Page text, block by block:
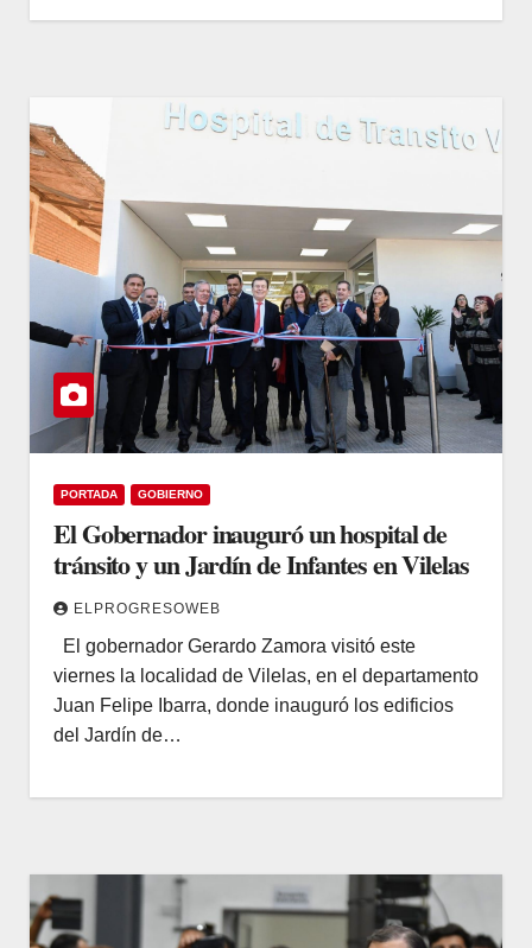
PORTADA GOBIERNO
El Gobernador inauguró un hospital de
tránsito y un Jardín de Infantes en Vilelas
ELPROGRESOWEB
El gobernador Gerardo Zamora visitó este
viernes la localidad de Vilelas, en el departamento
Juan Felipe Ibarra, donde inauguró los edificios
del Jardín de…